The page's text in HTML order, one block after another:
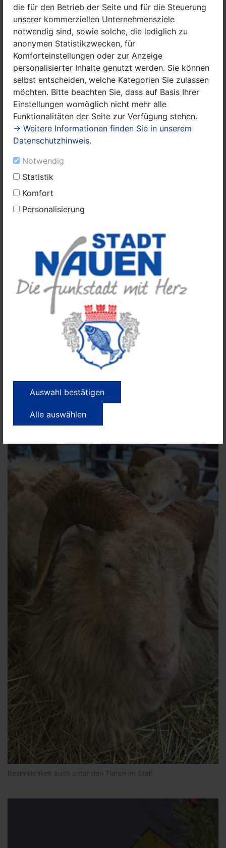
die für den Betrieb der Seite und für die Steuerung
unserer kommerziellen Unternehmensziele
notwendig sind, sowie solche, die lediglich zu
anonymen Statistikzwecken, für
Komforteinstellungen oder zur Anzeige
personalisierter Inhalte genutzt werden. Sie können
selbst entscheiden, welche Kategorien Sie zulassen
möchten. Bitte beachten Sie, dass auf Basis Ihrer
Einstellungen womöglich nicht mehr alle
Funktionalitäten der Seite zur Verfügung stehen.
→ Weitere Informationen finden Sie in unserem
Datenschutzhinweis.
Notwendig
Statistik
Komfort
Personalisierung
Auswahl bestätigen
Alle auswählen
Dudelsack-Spieler Andreas Mehwitz aus Leipzig spielte sowohl in
der St. Peter und Paul Kirche als auch in deren zugigen
Besinnlichkeit auch unter den Tieren im Stall.